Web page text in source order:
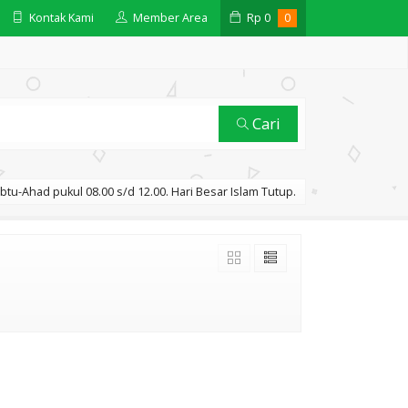
Kontak Kami Member Area Rp 0 0
Cari
Ahad pukul 08.00 s/d 12.00. Hari Besar Islam Tutup.